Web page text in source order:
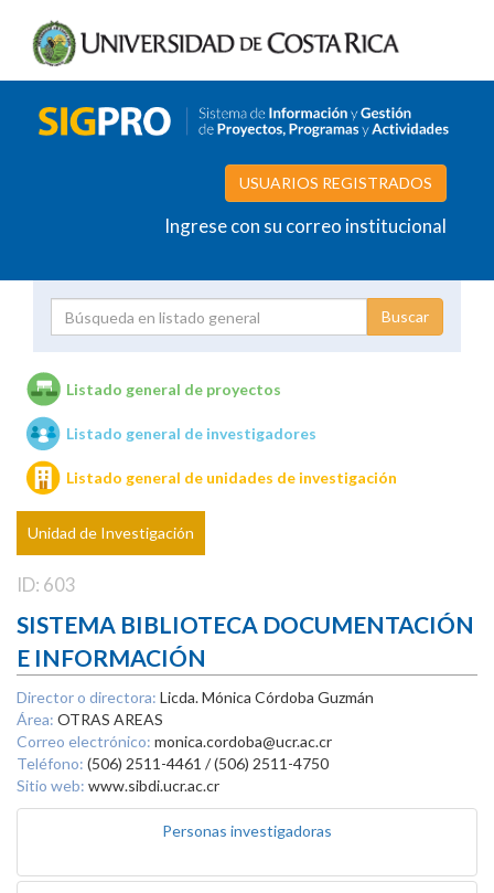
USUARIOS REGISTRADOS
Ingrese con su correo institucional
Unidades de investigación
Listado general de proyectos
Listado general de investigadores
Listado general de unidades de investigación
Unidad de Investigación
ID: 603
SISTEMA BIBLIOTECA DOCUMENTACIÓN
E INFORMACIÓN
Director o directora: Licda. Mónica Córdoba Guzmán
Área: OTRAS AREAS
Correo electrónico: monica.cordoba@ucr.ac.cr
Teléfono: (506) 2511-4461 / (506) 2511-4750
Sitio web: www.sibdi.ucr.ac.cr
Personas investigadoras